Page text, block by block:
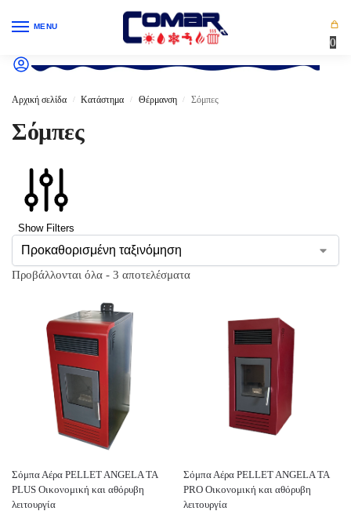
MENU
0
Αρχική σελίδα / Κατάστημα / Θέρμανση / Σόμπες
Σόμπες
Show Filters
Προβάλλονται όλα - 3 αποτελέσματα
Σόμπα Αέρα PELLET ANGELA ΤΑ
PLUS Οικονομική και αθόρυβη
λειτουργία
Σόμπα Αέρα PELLET ANGELA ΤΑ
PRO Οικονομική και αθόρυβη
λειτουργία